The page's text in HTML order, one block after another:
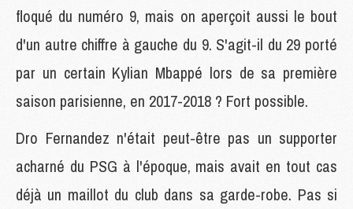
floqué du numéro 9, mais on aperçoit aussi le bout
d'un autre chiffre à gauche du 9. S'agit-il du 29 porté
par un certain Kylian Mbappé lors de sa première
saison parisienne, en 2017-2018 ? Fort possible.
Dro Fernandez n'était peut-être pas un supporter
acharné du PSG à l'époque, mais avait en tout cas
déjà un maillot du club dans sa garde-robe. Pas si